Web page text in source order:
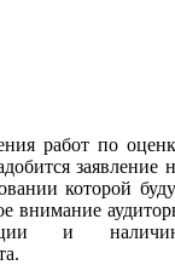
работ по
заявление
которой
внимание
и